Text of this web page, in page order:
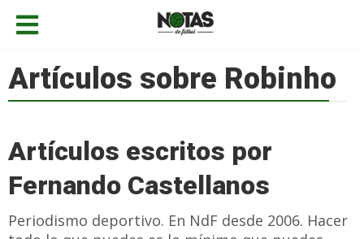
Artículos sobre Robinho
Artículos escritos por
Fernando Castellanos
Periodismo deportivo. En NdF desde 2006. Hacer